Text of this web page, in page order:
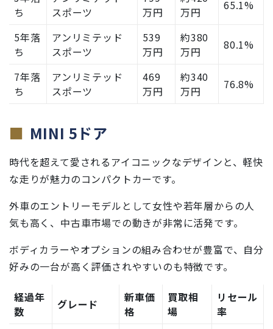
ち
スポーツ
万円
万円
65.1%
5年落
ち
アンリミテッド
スポーツ
539
万円
約380
万円
80.1%
7年落
ち
アンリミテッド
スポーツ
469
万円
約340
万円
76.8%
MINI 5ドア
時代を超えて愛されるアイコニックなデザインと、軽快
な走りが魅力のコンパクトカーです。
外車のエントリーモデルとして女性や若年層からの人
気も高く、中古車市場での動きが非常に活発です。
ボディカラーやオプションの組み合わせが豊富で、自分
好みの一台が高く評価されやすいのも特徴です。
経過年
数
グレード
新車価
格
買取相
場
リセール
率